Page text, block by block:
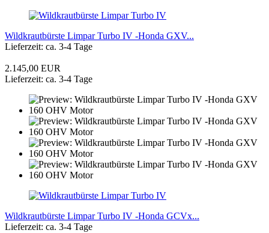
Wildkrautbürste Limpar Turbo IV -Honda GXV...
Lieferzeit: ca. 3-4 Tage
2.145,00 EUR
Lieferzeit: ca. 3-4 Tage
Wildkrautbürste Limpar Turbo IV -Honda GCVx...
Lieferzeit: ca. 3-4 Tage